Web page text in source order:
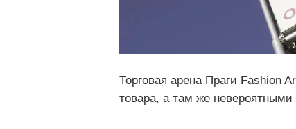
Торговая арена Праги Fashion
товара, а там же